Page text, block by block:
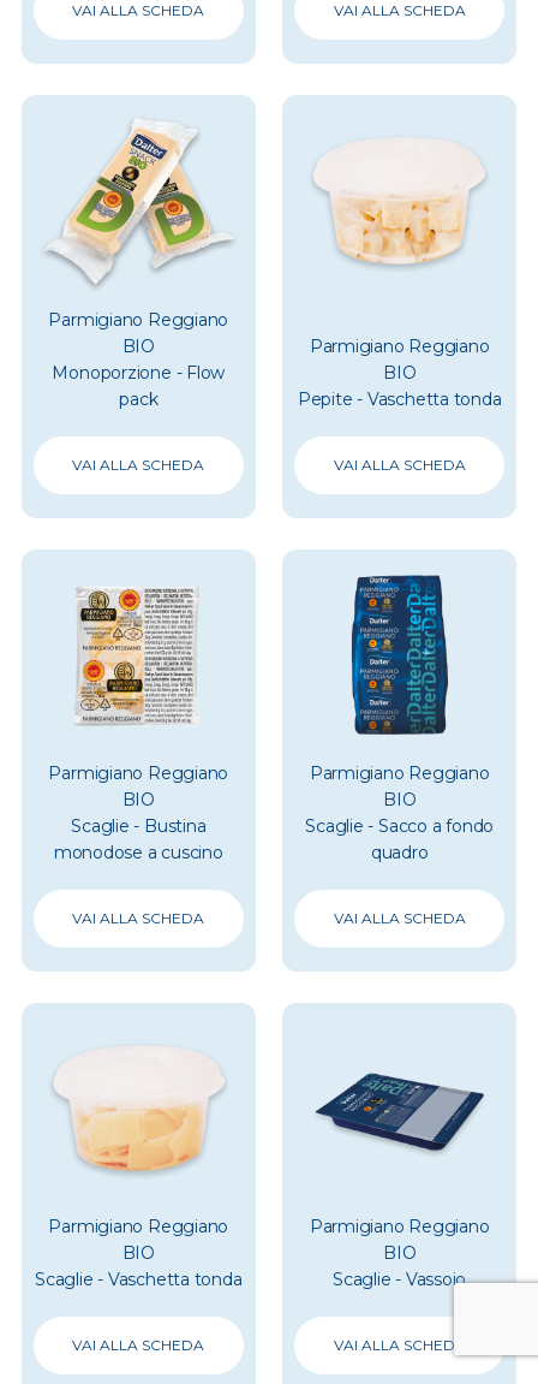
VAI ALLA SCHEDA VAI ALLA SCHEDA
Parmigiano Reggiano
BIO
Monoporzione - Flow
pack
VAI ALLA SCHEDA
Parmigiano Reggiano
BIO
Pepite - Vaschetta tonda
VAI ALLA SCHEDA
Parmigiano Reggiano
BIO
Scaglie - Bustina
monodose a cuscino
VAI ALLA SCHEDA
Parmigiano Reggiano
BIO
Scaglie - Sacco a fondo
quadro
VAI ALLA SCHEDA
Parmigiano Reggiano
BIO
Scaglie - Vaschetta tonda
VAI ALLA SCHEDA
Parmigiano Reggiano
BIO
Scaglie - Vassoio
VAI ALLA SCHEDA